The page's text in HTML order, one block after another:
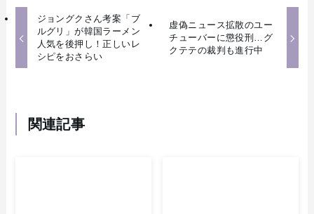
ジョングクさん考案「ブ
ルグリ」が韓国ラーメン
人気を後押し！正しいレ
シピをおさらい
虚偽ニュース拡散のユー
チューバーに懲役刑…グ
クテテの裁判も進行中
関連記事